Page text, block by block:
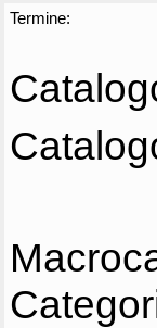
Termine: